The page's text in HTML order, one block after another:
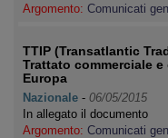
Argomento: Comunicati
TTIP (Transatlantic
Trattato commerciale
Europa
Nazionale - 06/05/2015
In allegato il documento
Argomento: Comunicati